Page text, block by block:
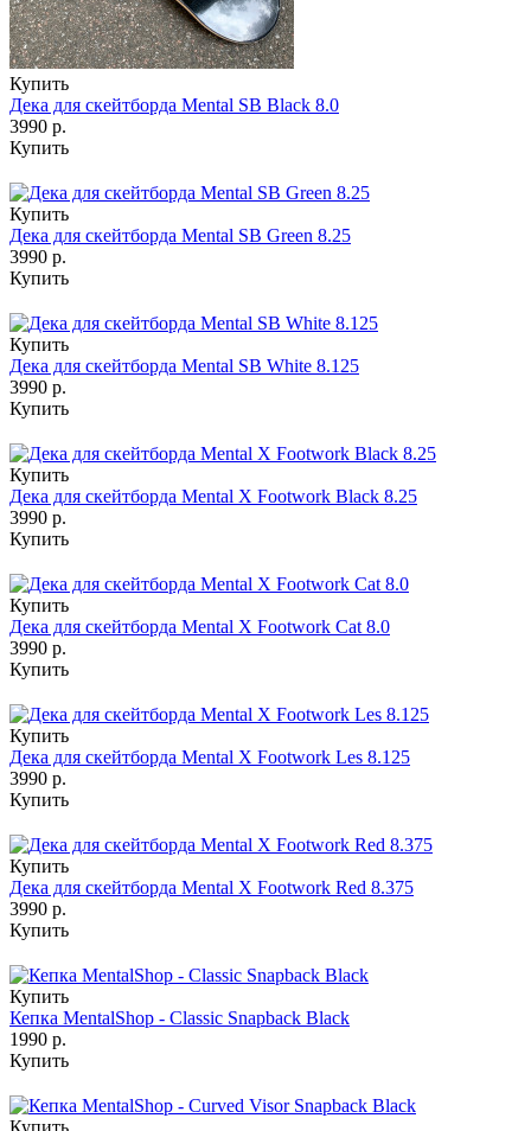
Купить
Дека для скейтборда Mental SB Black 8.0
3990 р.
Купить
Купить
Дека для скейтборда Mental SB Green 8.25
3990 р.
Купить
Купить
Дека для скейтборда Mental SB White 8.125
3990 р.
Купить
Купить
Дека для скейтборда Mental X Footwork Black 8.25
3990 р.
Купить
Купить
Дека для скейтборда Mental X Footwork Cat 8.0
3990 р.
Купить
Купить
Дека для скейтборда Mental X Footwork Les 8.125
3990 р.
Купить
Купить
Дека для скейтборда Mental X Footwork Red 8.375
3990 р.
Купить
Купить
Кепка MentalShop - Classic Snapback Black
1990 р.
Купить
Купить